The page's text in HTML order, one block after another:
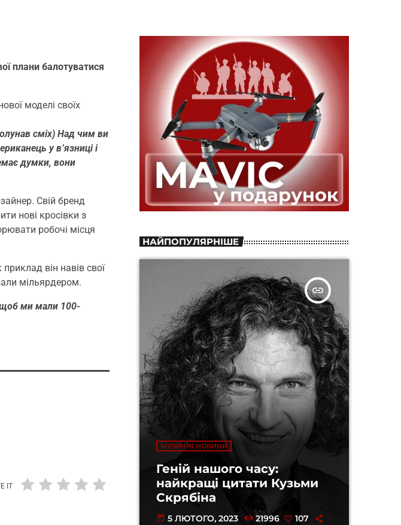
плани балотуватися
моделі своїх
сміх) Над чим ви
у в’язниці і
думки, вони
Свій бренд
нові кросівки з
робочі місця
він навів свої
мільярдером.
ми мали 100-
IT
НАЙПОПУЛЯРНІШЕ
insert_link
МУЗИЧНІ НОВИНИ
Геній нашого часу:
найкращі цитати Кузьми
Скрябіна
today 5 ЛЮТОГО, 2023 21996 107